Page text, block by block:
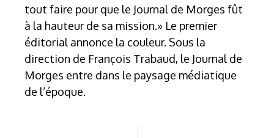
tout faire pour que le Journal de Morges fût
à la hauteur de sa mission.» Le premier
éditorial annonce la couleur. Sous la
direction de François Trabaud, le Journal de
Morges entre dans le paysage médiatique
de l’époque.